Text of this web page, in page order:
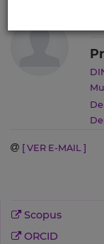
[ VER E-MAIL ]
Scopus
ORCID